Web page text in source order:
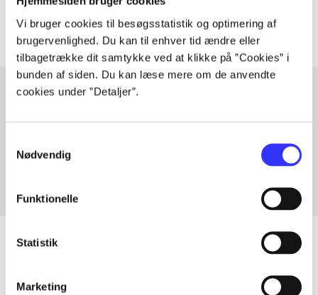
Vi bruger cookies til besøgsstatistik og optimering af
brugervenlighed. Du kan til enhver tid ændre eller
tilbagetrække dit samtykke ved at klikke på ”Cookies” i
bunden af siden. Du kan læse mere om de anvendte
cookies under ”Detaljer”.
Nødvendig
Funktionelle
Statistik
Marketing
Artikler